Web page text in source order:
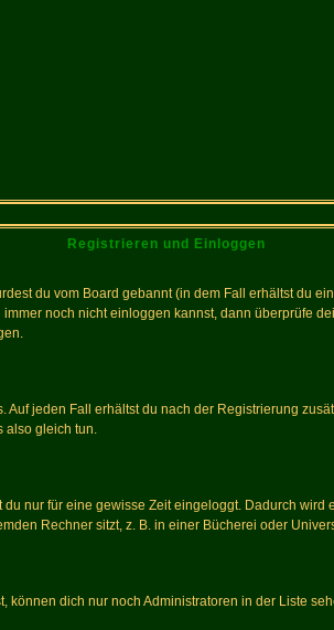
Registrieren und Einloggen
du vom Board gebannt (in dem Fall erhältst du
noch nicht einloggen kannst, dann überprüfe
jeden Fall erhältst du nach der Registrierung
also gleich tun.
nur für eine gewisse Zeit eingeloggt. Dadurch
Rechner sitzt, z. B. in einer Bücherei oder
können dich nur noch Administratoren in der Liste